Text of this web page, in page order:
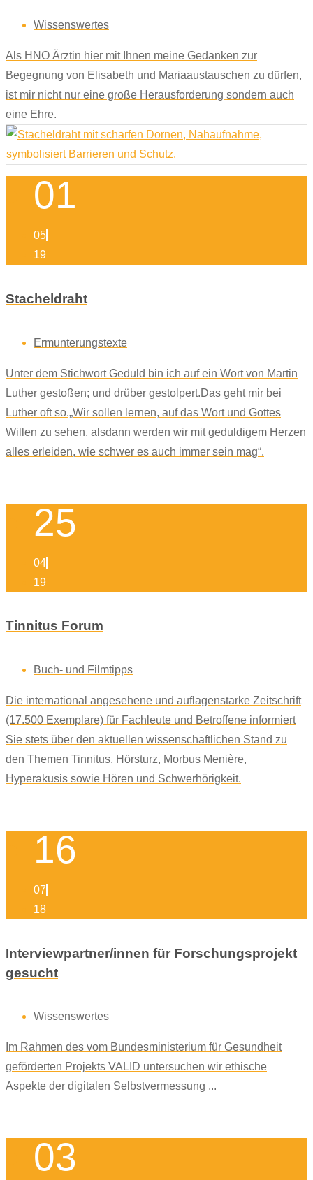
Wissenswertes
Als HNO Ärztin hier mit Ihnen meine Gedanken zur
Begegnung von Elisabeth und Mariaaustauschen zu dürfen,
ist mir nicht nur eine große Herausforderung sondern auch
eine Ehre.
01
05
19
Stacheldraht
Ermunterungstexte
Unter dem Stichwort Geduld bin ich auf ein Wort von Martin
Luther gestoßen; und drüber gestolpert.Das geht mir bei
Luther oft so.„Wir sollen lernen, auf das Wort und Gottes
Willen zu sehen, alsdann werden wir mit geduldigem Herzen
alles erleiden, wie schwer es auch immer sein mag“.
25
04
19
Tinnitus Forum
Buch- und Filmtipps
Die international angesehene und auflagenstarke Zeitschrift
(17.500 Exemplare) für Fachleute und Betroffene informiert
Sie stets über den aktuellen wissenschaftlichen Stand zu
den Themen Tinnitus, Hörsturz, Morbus Menière,
Hyperakusis sowie Hören und Schwerhörigkeit.
16
07
18
Interviewpartner/innen für Forschungsprojekt
gesucht
Wissenswertes
Im Rahmen des vom Bundesministerium für Gesundheit
geförderten Projekts VALID untersuchen wir ethische
Aspekte der digitalen Selbstvermessung ...
03